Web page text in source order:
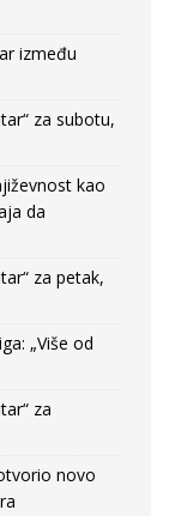
između
za subotu,
kao
da
za petak,
„Više od
za
novo